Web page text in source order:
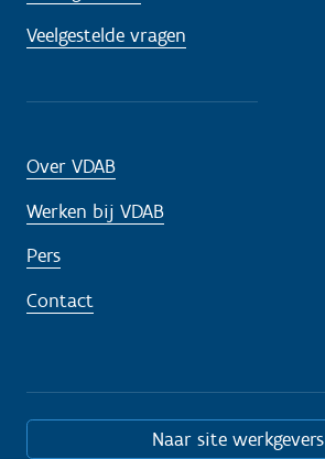
Veelgestelde vragen
Over VDAB
Werken bij VDAB
Pers
Contact
Naar site werkgevers